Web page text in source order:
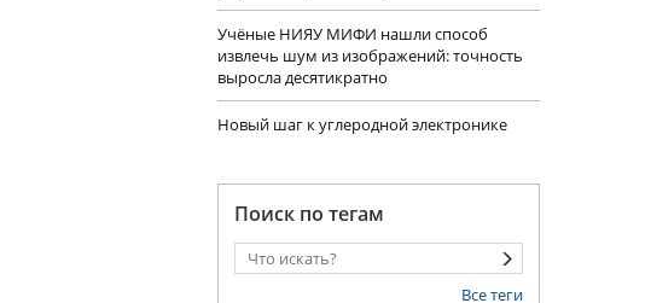
Учëные НИЯУ МИФИ нашли способ
извлечь шум из изображений: точность
выросла десятикратно
Новый шаг к углеродной электронике
Поиск по тегам
Все теги